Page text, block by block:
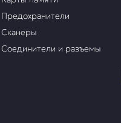
Предохранители
Сканеры
Соединители и разъемы